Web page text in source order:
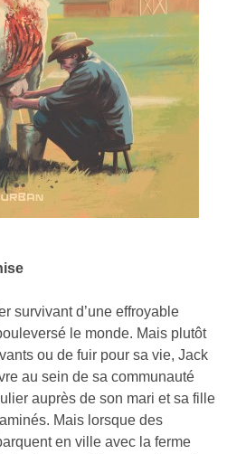
survivant d’une effroyable
le monde. Mais plutôt
ou de fuir pour sa vie, Jack
au sein de sa communauté
auprès de son mari et sa fille
Mais lorsque des
en ville avec la ferme